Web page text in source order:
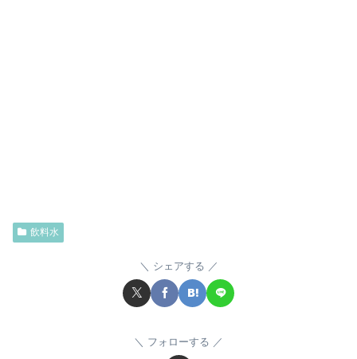
飲料水
シェアする
フォローする